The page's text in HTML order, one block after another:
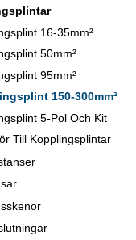
16-35mm²
50mm²
95mm²
150-300mm²
5-Pol Och Kit
Till Kopplingsplintar